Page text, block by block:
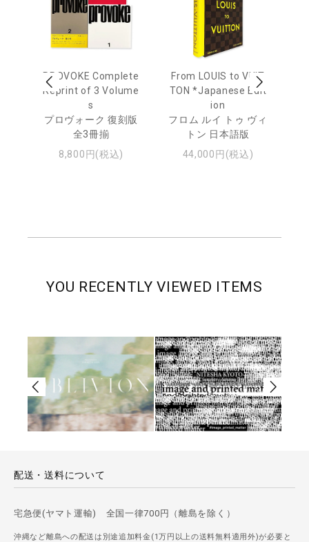
PROVOKE Complete
Reprint of 3 Volume
s
プロヴォーク 復刻版
全3冊揃
8,800円(税込)
From LOUIS to VUIT
TON *Japanese Edit
ion
フロム ルイ トゥ ヴィ
トン 日本語版
44,000円(税込)
YOU RECENTLY VIEWED ITEMS
配送・送料について
宅急便(ヤマト運輸) 全国一律700円（離島を除く）
沖縄など離島への配送は別途追加料金(1万円以上の送料無料適用外)が必要と